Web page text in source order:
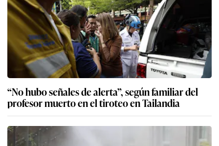
“No hubo señales de alerta”, según familiar del
profesor muerto en el tiroteo en Tailandia